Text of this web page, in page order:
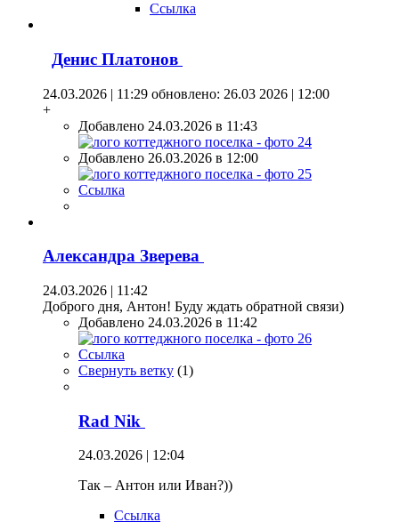
Ссылка
Денис Платонов
24.03.2026 | 11:29 обновлено: 26.03 2026 | 12:00
+
Добавлено 24.03.2026 в 11:43
Добавлено 26.03.2026 в 12:00
Ссылка
Александра Зверева
24.03.2026 | 11:42
Доброго дня, Антон! Буду ждать обратной связи)
Добавлено 24.03.2026 в 11:42
Ссылка
Свернуть ветку (1)
Rad Nik
24.03.2026 | 12:04
Так – Антон или Иван?))
Ссылка